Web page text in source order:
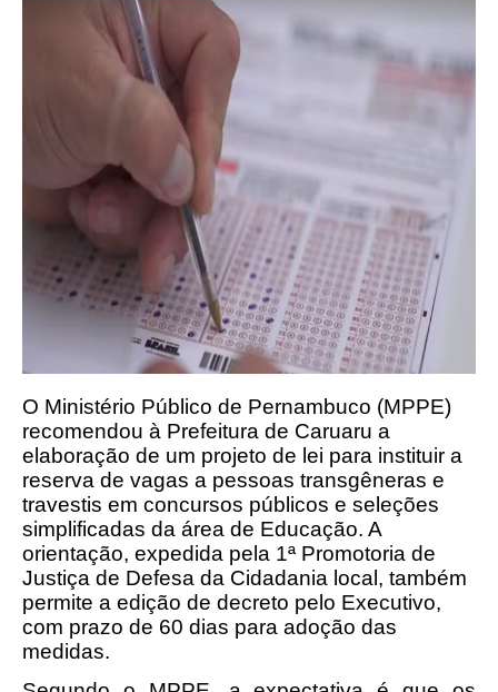
O Ministério Público de Pernambuco (MPPE)
recomendou à Prefeitura de Caruaru a
elaboração de um projeto de lei para instituir a
reserva de vagas a pessoas transgêneras e
travestis em concursos públicos e seleções
simplificadas da área de Educação. A
orientação, expedida pela 1ª Promotoria de
Justiça de Defesa da Cidadania local, também
permite a edição de decreto pelo Executivo,
com prazo de 60 dias para adoção das
medidas.